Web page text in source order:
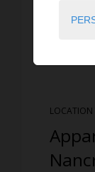
LOCATION